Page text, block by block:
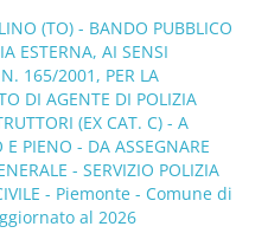
(TO) - BANDO PUBBLICO
ESTERNA, AI SENSI
N. 165/2001, PER LA
DI AGENTE DI POLIZIA
(EX CAT. C) - A
PIENO - DA ASSEGNARE
- SERVIZIO POLIZIA
- Piemonte - Comune di
al 2026